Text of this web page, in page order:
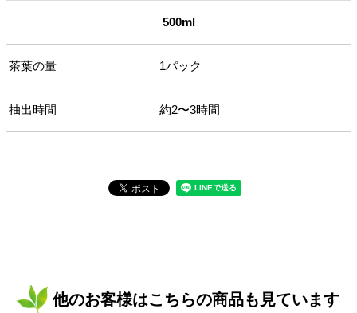
500ml
茶葉の量 1パック
抽出時間 約2〜3時間
他のお客様はこちらの商品も見ています